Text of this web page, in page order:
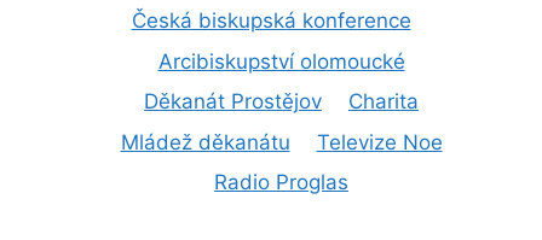
Česká biskupská konference
Arcibiskupství olomoucké
Děkanát Prostějov
Charita
Mládež děkanátu
Televize Noe
Radio Proglas